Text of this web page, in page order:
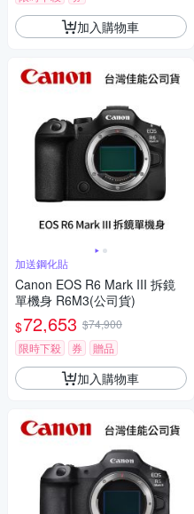
加入購物車
加送鋼化貼
Canon EOS R6 Mark III 拆鏡
單機身 R6M3(公司貨)
$72,653 $74,900
限時下殺
券 贈品
加入購物車